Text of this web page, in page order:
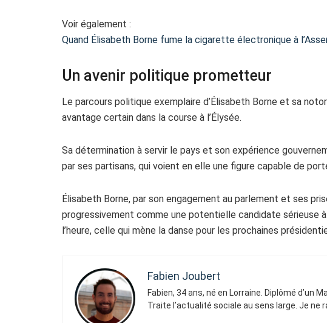
Voir également :
Quand Élisabeth Borne fume la cigarette électronique à
Un avenir politique prometteur
Le parcours politique exemplaire d’Élisabeth Borne et sa
avantage certain dans la course à l’Élysée.
Sa détermination à servir le pays et son expérience
par ses partisans, qui voient en elle une figure capable de
Élisabeth Borne, par son engagement au parlement et ses
progressivement comme une potentielle candidate sérieuse
l’heure, celle qui mène la danse pour les prochaines
Fabien Joubert
Fabien, 34 ans, né en Lorraine. Diplômé d’un
Traite l’actualité sociale au sens large. Je ne